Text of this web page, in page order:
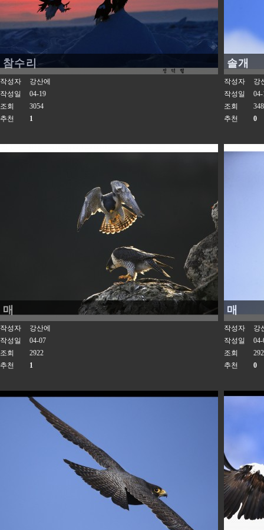
참수리
작성자
강산에
작성일
04-19
조회
3054
추천
1
솔개
작성자
강
작성일
04-
조회
추천
0
매
작성자
강산에
작성일
04-07
조회
2922
추천
1
매
작성자
강
작성일
04-
조회
추천
0